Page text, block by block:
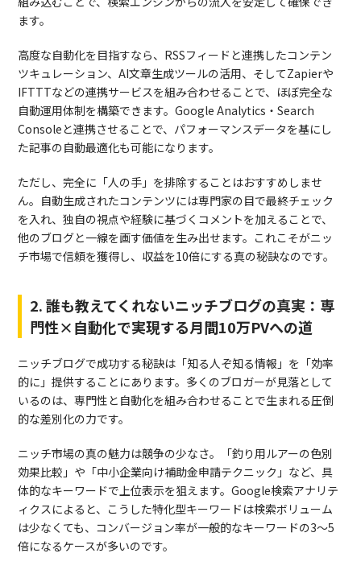
ます。
高度な自動化を目指すなら、RSSフィードと連携したコンテン
ツキュレーション、AI文章生成ツールの活用、そしてZapierや
IFTTTなどの連携サービスを組み合わせることで、ほぼ完全な
自動運用体制を構築できます。Google Analytics・Search
Consoleと連携させることで、パフォーマンスデータを基にし
た記事の自動最適化も可能になります。
ただし、完全に「人の手」を排除することはおすすめしませ
ん。自動生成されたコンテンツには専門家の目で最終チェック
を入れ、独自の視点や経験に基づくコメントを加えることで、
他のブログと一線を画す価値を生み出せます。これこそがニッ
チ市場で信頼を獲得し、収益を10倍にする真の秘訣なのです。
2. 誰も教えてくれないニッチブログの真実：専
門性×自動化で実現する月間10万PVへの道
ニッチブログで成功する秘訣は「知る人ぞ知る情報」を「効率
的に」提供することにあります。多くのブロガーが見落として
いるのは、専門性と自動化を組み合わせることで生まれる圧倒
的な差別化の力です。
ニッチ市場の真の魅力は競争の少なさ。「釣り用ルアーの色別
効果比較」や「中小企業向け補助金申請テクニック」など、具
体的なキーワードで上位表示を狙えます。Google検索アナリテ
ィクスによると、こうした特化型キーワードは検索ボリューム
は少なくても、コンバージョン率が一般的なキーワードの3〜5
倍になるケースが多いのです。